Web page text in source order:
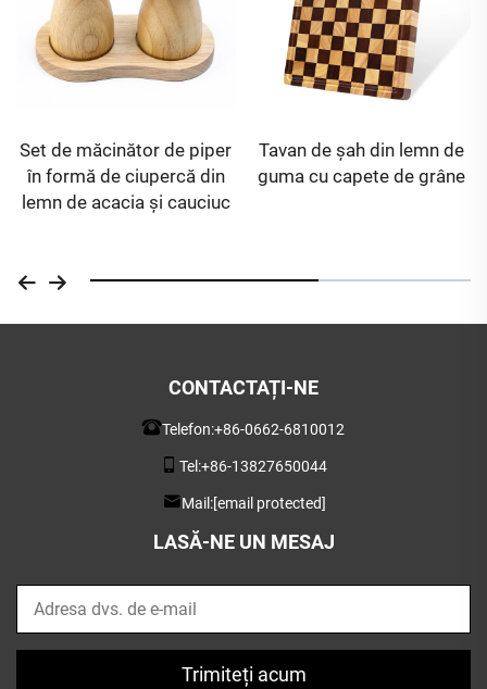
Set de măcinător de piper
în formă de ciupercă din
lemn de acacia și cauciuc
Tavan de șah din lemn de
guma cu capete de grâne
CONTACTAȚI-NE
Telefon:+86-0662-6810012
Tel:+86-13827650044
Mail:[email protected]
LASĂ-NE UN MESAJ
Trimiteți acum